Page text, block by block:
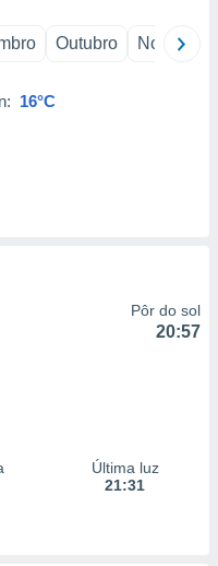
Outubro Novembro
16°C
Pôr do sol
20:57
Última luz
21:31